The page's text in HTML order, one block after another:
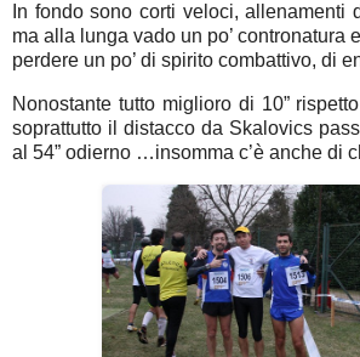
In fondo sono corti veloci, allenamenti
ma alla lunga vado un po’ contronatura
perdere un po’ di spirito combattivo, di
Nonostante tutto miglioro di 10”
soprattutto il distacco da Skalovics
al 54” odierno …insomma c’è anche di